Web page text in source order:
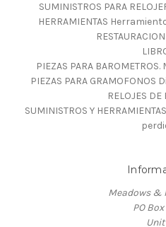
SUMINISTROS PARA
HERRAMIENTAS
PIEZAS PARA
PIEZAS PARA
RELOJES DE
SUMINISTROS Y
Meadows &
PO
Unit